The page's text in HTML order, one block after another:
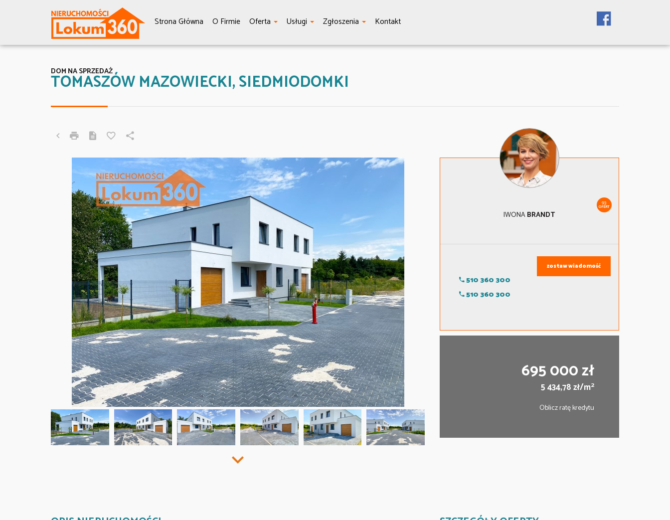
Strona Główna O Firmie Oferta Usługi Zgłoszenia Kontakt
TOMASZÓW MAZOWIECKI, SIEDMIODOMKI
DOM NA SPRZEDAŻ
93
OFERT
IWONABRANDT
510 360 300
510 360 300
zostaw wiadomość
695 000 zł
5 434,78 zł/m2
Oblicz ratę kredytu